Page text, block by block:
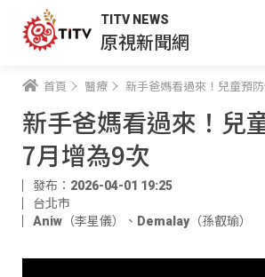
TITV NEWS
原視新聞網
首頁 醫療 新手爸媽看過來！兒童預
新手爸媽看過來！兒
7月增為9次
發布：2026-04-01 19:25
台北市
Aniw（李星儀）
、 Demalay（孫叡瑜）